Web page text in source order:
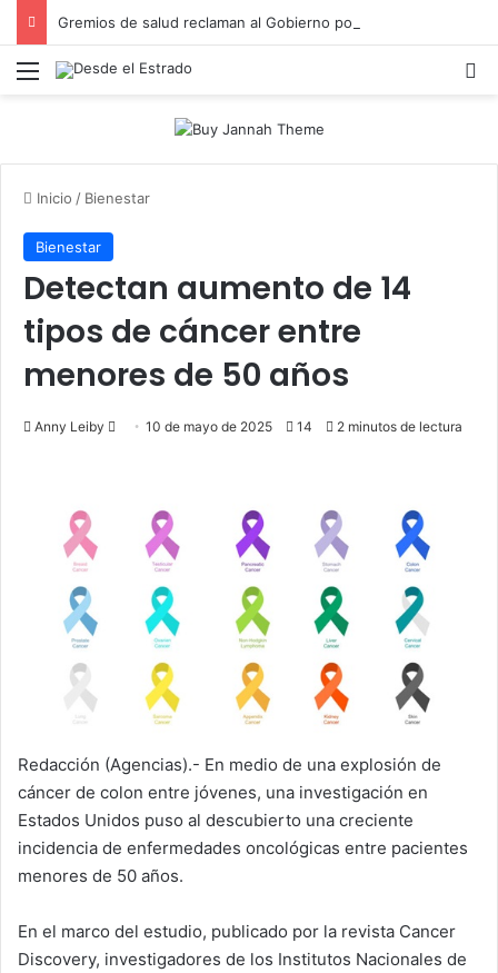
Menú
Inicio / Bienestar
Bienestar
Detectan aumento de 14
tipos de cáncer entre
menores de 50 años
Anny Leiby
Send10 de mayo de 2025 14 2 minutos de lectura
Redacción (Agencias).- En medio de una explosión de
cáncer de colon entre jóvenes, una investigación en
Estados Unidos puso al descubierto una creciente
incidencia de enfermedades oncológicas entre pacientes
menores de 50 años.
En el marco del estudio, publicado por la revista Cancer
Discovery, investigadores de los Institutos Nacionales de